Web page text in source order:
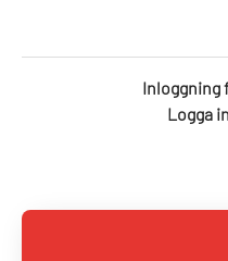
Inloggning
Logga